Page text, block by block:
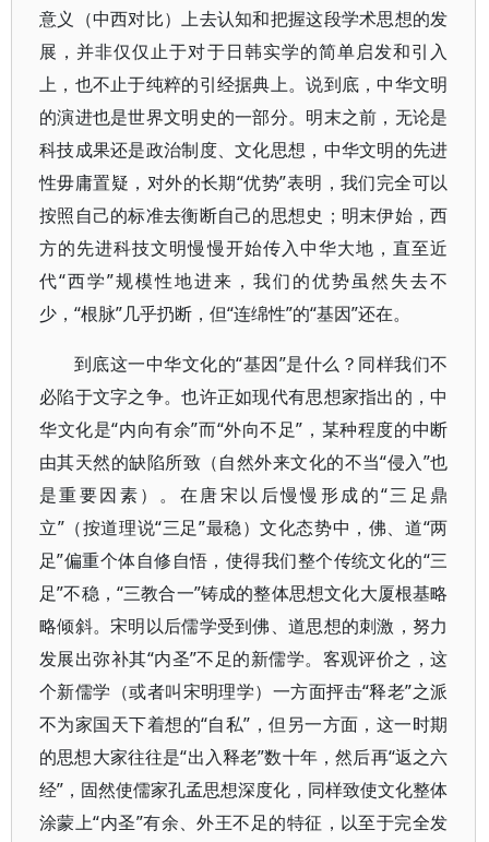
意义（中西对比）上去认知和把握这段学术思想的发
展，并非仅仅止于对于日韩实学的简单启发和引入
上，也不止于纯粹的引经据典上。说到底，中华文明
的演进也是世界文明史的一部分。明末之前，无论是
科技成果还是政治制度、文化思想，中华文明的先进
性毋庸置疑，对外的长期“优势”表明，我们完全可以
按照自己的标准去衡断自己的思想史；明末伊始，西
方的先进科技文明慢慢开始传入中华大地，直至近
代“西学”规模性地进来，我们的优势虽然失去不
少，“根脉”几乎扔断，但“连绵性”的“基因”还在。
到底这一中华文化的“基因”是什么？同样我们不
必陷于文字之争。也许正如现代有思想家指出的，中
华文化是“内向有余”而“外向不足”，某种程度的中断
由其天然的缺陷所致（自然外来文化的不当“侵入”也
是重要因素）。在唐宋以后慢慢形成的“三足鼎
立”（按道理说“三足”最稳）文化态势中，佛、道“两
足”偏重个体自修自悟，使得我们整个传统文化的“三
足”不稳，“三教合一”铸成的整体思想文化大厦根基略
略倾斜。宋明以后儒学受到佛、道思想的刺激，努力
发展出弥补其“内圣”不足的新儒学。客观评价之，这
个新儒学（或者叫宋明理学）一方面抨击“释老”之派
不为家国天下着想的“自私”，但另一方面，这一时期
的思想大家往往是“出入释老”数十年，然后再“返之六
经”，固然使儒家孔孟思想深度化，同样致使文化整体
涂蒙上“内圣”有余、外王不足的特征，以至于完全发